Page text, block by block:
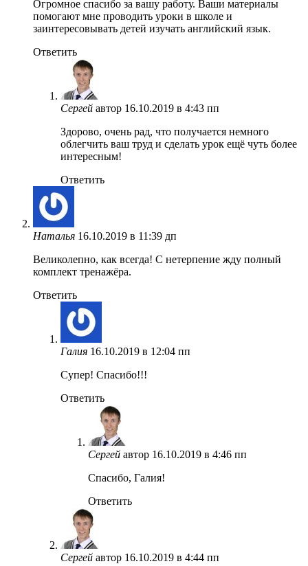
Огромное спасибо за вашу работу. Ваши материалы
помогают мне проводить уроки в школе и
заинтересовывать детей изучать английский язык.
Ответить
Сергей автор 16.10.2019 в 4:43 пп
Здорово, очень рад, что получается немного
облегчить ваш труд и сделать урок ещё чуть более
интересным!
Ответить
Наталья 16.10.2019 в 11:39 дп
Великолепно, как всегда! С нетерпение жду полный
комплект тренажёра.
Ответить
Галия 16.10.2019 в 12:04 пп
Cупер! Спасибо!!!
Ответить
Сергей автор 16.10.2019 в 4:46 пп
Спасибо, Галия!
Ответить
Сергей автор 16.10.2019 в 4:44 пп